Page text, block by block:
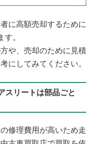
に高額売却するために
。
や、売却のために見積
にしてみてください。
スリートは部品ごと
修理費用が高いため走